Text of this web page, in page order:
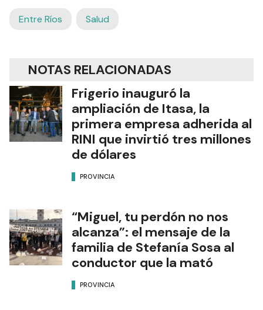
Entre Ríos Salud
NOTAS RELACIONADAS
Frigerio inauguró la
ampliación de Itasa, la
primera empresa adherida al
RINI que invirtió tres millones
de dólares
PROVINCIA
“Miguel, tu perdón no nos
alcanza”: el mensaje de la
familia de Stefanía Sosa al
conductor que la mató
PROVINCIA